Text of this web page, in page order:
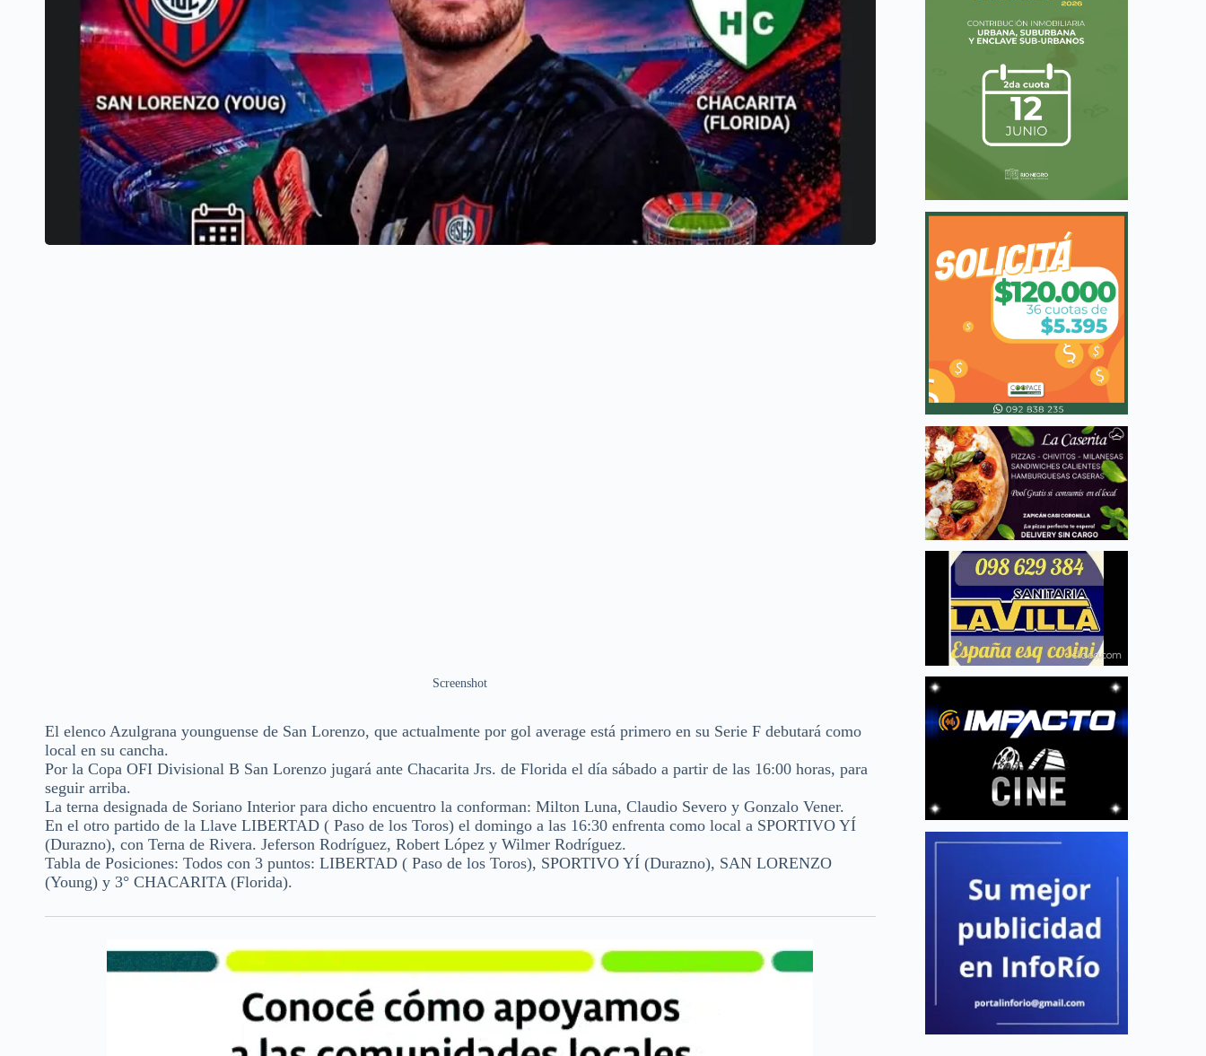
Screenshot
El elenco Azulgrana younguense de San Lorenzo, que actualmente por gol average está primero en su Serie F debutará como
local en su cancha.
Por la Copa OFI Divisional B San Lorenzo jugará ante Chacarita Jrs. de Florida el día sábado a partir de las 16:00 horas, para
seguir arriba.
La terna designada de Soriano Interior para dicho encuentro la conforman: Milton Luna, Claudio Severo y Gonzalo Vener.
En el otro partido de la Llave LIBERTAD ( Paso de los Toros) el domingo a las 16:30 enfrenta como local a SPORTIVO YÍ
(Durazno), con Terna de Rivera. Jeferson Rodríguez, Robert López y Wilmer Rodríguez.
Tabla de Posiciones: Todos con 3 puntos: LIBERTAD ( Paso de los Toros), SPORTIVO YÍ (Durazno), SAN LORENZO
(Young) y 3° CHACARITA (Florida).